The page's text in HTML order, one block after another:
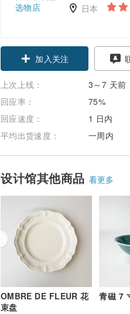
日本
加入关注
上次上线：
3～7 天前
回应率：
75%
回应速度：
1 日内
平均出货速度：
一周内
设计馆其他商品 看更多
OMBRE DE FLEUR 花
束盘
青磁 7